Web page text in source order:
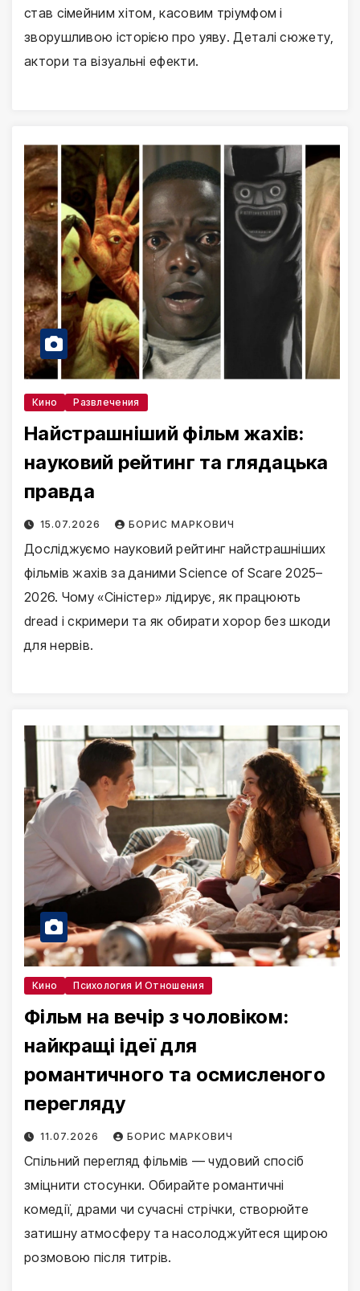
став сімейним хітом, касовим тріумфом і
зворушливою історією про уяву. Деталі сюжету,
актори та візуальні ефекти.
Кино Развлечения
Найстрашніший фільм жахів:
науковий рейтинг та глядацька
правда
15.07.2026 БОРИС МАРКОВИЧ
Досліджуємо науковий рейтинг найстрашніших
фільмів жахів за даними Science of Scare 2025–
2026. Чому «Сіністер» лідирує, як працюють
dread і скримери та як обирати хорор без шкоди
для нервів.
Кино Психология И Отношения
Фільм на вечір з чоловіком:
найкращі ідеї для
романтичного та осмисленого
перегляду
11.07.2026 БОРИС МАРКОВИЧ
Спільний перегляд фільмів — чудовий спосіб
зміцнити стосунки. Обирайте романтичні
комедії, драми чи сучасні стрічки, створюйте
затишну атмосферу та насолоджуйтеся щирою
розмовою після титрів.